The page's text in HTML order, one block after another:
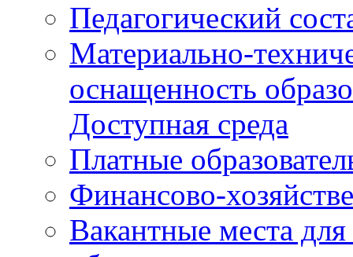
Педагогический
Материально-
оснащенность
Доступная среда
Платные
Финансово-
Вакантные места